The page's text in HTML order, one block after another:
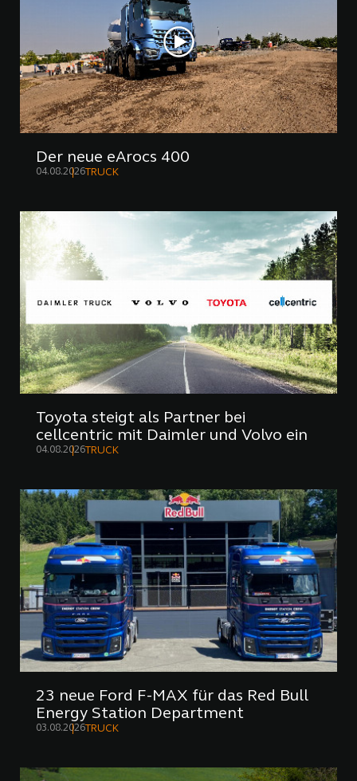
Der neue eArocs 400
04.08.2026 TRUCK
Toyota steigt als Partner bei
cellcentric mit Daimler und Volvo ein
04.08.2026 TRUCK
23 neue Ford F-MAX für das Red Bull
Energy Station Department
03.08.2026TRUCK